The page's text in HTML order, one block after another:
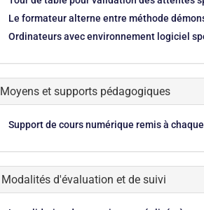
Le formateur alterne entre méthode
Ordinateurs avec environnement logiciel
Moyens et supports pédagogiques
Support de cours numérique remis à
Modalités d'évaluation et de suivi